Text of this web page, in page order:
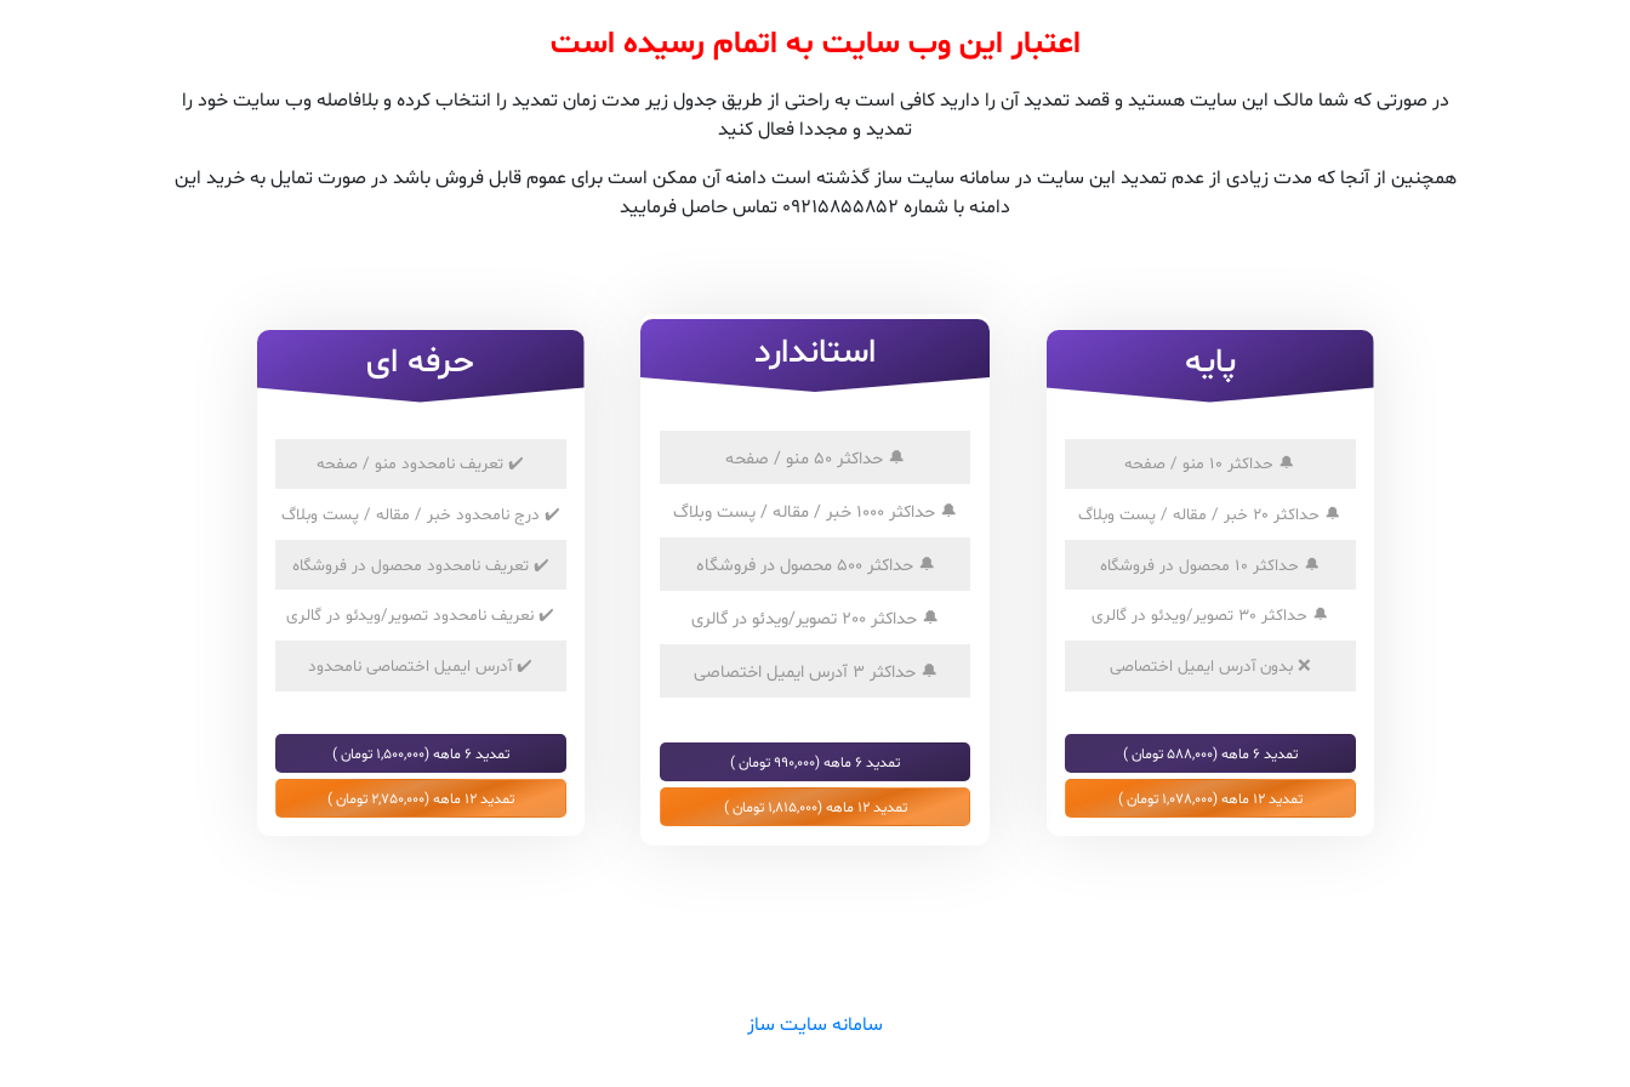
اعتبار این وب سایت به اتمام رسیده است
در صورتی که شما مالک این سایت هستید و قصد تمدید آن را دارید کافی است به راحتی از طریق جدول زیر مدت زمان تمدید را انتخاب کرده و بلافاصله وب سایت خود را
تمدید و مجددا فعال کنید
همچنین از آنجا که مدت زیادی از عدم تمدید این سایت در سامانه سایت ساز گذشته است دامنه آن ممکن است برای عموم قابل فروش باشد در صورت تمایل به خرید این
دامنه با شماره 09215855852 تماس حاصل فرمایید
پایه
🔔 حداکثر 10 منو / صفحه
🔔 حداکثر 20 خبر / مقاله / پست وبلاگ
🔔 حداکثر 10 محصول در فروشگاه
🔔 حداکثر 30 تصویر/ویدئو در گالری
❌بدون آدرس ایمیل اختصاصی
تمدید 6 ماهه (588,000 تومان )
تمدید 12 ماهه (1,078,000 تومان )
استاندارد
🔔 حداکثر 50 منو / صفحه
🔔 حداکثر 1000 خبر / مقاله / پست وبلاگ
🔔حداکثر 500 محصول در فروشگاه
🔔 حداکثر 200 تصویر/ویدئو در گالری
🔔حداکثر 3 آدرس ایمیل اختصاصی
تمدید 6 ماهه (990,000 تومان )
تمدید 12 ماهه (1,815,000 تومان )
حرفه ای
✔️تعریف نامحدود منو / صفحه
✔️ درج نامحدود خبر / مقاله / پست وبلاگ
✔️تعریف نامحدود محصول در فروشگاه
✔️نعریف نامحدود تصویر/ویدئو در گالری
✔️آدرس ایمیل اختصاصی نامحدود
تمدید 6 ماهه (1,500,000 تومان )
تمدید 12 ماهه (2,750,000 تومان )
سامانه سایت ساز